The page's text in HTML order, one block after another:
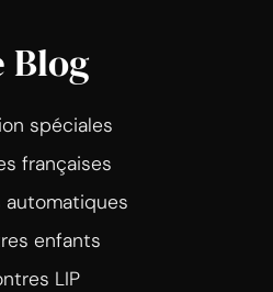
Blog
spéciales
françaises
automatiques
enfants
LIP